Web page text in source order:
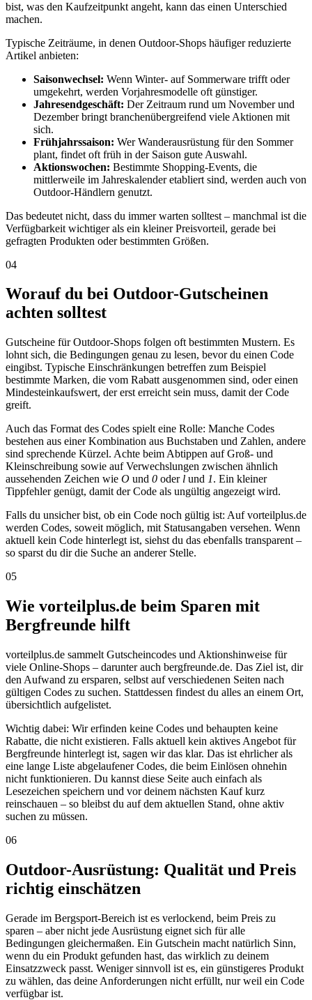
bist, was den Kaufzeitpunkt angeht, kann das einen Unterschied
machen.
Typische Zeiträume, in denen Outdoor-Shops häufiger reduzierte
Artikel anbieten:
Saisonwechsel: Wenn Winter- auf Sommerware trifft oder
umgekehrt, werden Vorjahresmodelle oft günstiger.
Jahresendgeschäft: Der Zeitraum rund um November und
Dezember bringt branchenübergreifend viele Aktionen mit
sich.
Frühjahrssaison: Wer Wanderausrüstung für den Sommer
plant, findet oft früh in der Saison gute Auswahl.
Aktionswochen: Bestimmte Shopping-Events, die
mittlerweile im Jahreskalender etabliert sind, werden auch von
Outdoor-Händlern genutzt.
Das bedeutet nicht, dass du immer warten solltest – manchmal ist die
Verfügbarkeit wichtiger als ein kleiner Preisvorteil, gerade bei
gefragten Produkten oder bestimmten Größen.
04
Worauf du bei Outdoor-Gutscheinen
achten solltest
Gutscheine für Outdoor-Shops folgen oft bestimmten Mustern. Es
lohnt sich, die Bedingungen genau zu lesen, bevor du einen Code
eingibst. Typische Einschränkungen betreffen zum Beispiel
bestimmte Marken, die vom Rabatt ausgenommen sind, oder einen
Mindesteinkaufswert, der erst erreicht sein muss, damit der Code
greift.
Auch das Format des Codes spielt eine Rolle: Manche Codes
bestehen aus einer Kombination aus Buchstaben und Zahlen, andere
sind sprechende Kürzel. Achte beim Abtippen auf Groß- und
Kleinschreibung sowie auf Verwechslungen zwischen ähnlich
aussehenden Zeichen wie O und 0 oder l und 1. Ein kleiner
Tippfehler genügt, damit der Code als ungültig angezeigt wird.
Falls du unsicher bist, ob ein Code noch gültig ist: Auf vorteilplus.de
werden Codes, soweit möglich, mit Statusangaben versehen. Wenn
aktuell kein Code hinterlegt ist, siehst du das ebenfalls transparent –
so sparst du dir die Suche an anderer Stelle.
05
Wie vorteilplus.de beim Sparen mit
Bergfreunde hilft
vorteilplus.de sammelt Gutscheincodes und Aktionshinweise für
viele Online-Shops – darunter auch bergfreunde.de. Das Ziel ist, dir
den Aufwand zu ersparen, selbst auf verschiedenen Seiten nach
gültigen Codes zu suchen. Stattdessen findest du alles an einem Ort,
übersichtlich aufgelistet.
Wichtig dabei: Wir erfinden keine Codes und behaupten keine
Rabatte, die nicht existieren. Falls aktuell kein aktives Angebot für
Bergfreunde hinterlegt ist, sagen wir das klar. Das ist ehrlicher als
eine lange Liste abgelaufener Codes, die beim Einlösen ohnehin
nicht funktionieren. Du kannst diese Seite auch einfach als
Lesezeichen speichern und vor deinem nächsten Kauf kurz
reinschauen – so bleibst du auf dem aktuellen Stand, ohne aktiv
suchen zu müssen.
06
Outdoor-Ausrüstung: Qualität und Preis
richtig einschätzen
Gerade im Bergsport-Bereich ist es verlockend, beim Preis zu
sparen – aber nicht jede Ausrüstung eignet sich für alle
Bedingungen gleichermaßen. Ein Gutschein macht natürlich Sinn,
wenn du ein Produkt gefunden hast, das wirklich zu deinem
Einsatzzweck passt. Weniger sinnvoll ist es, ein günstigeres Produkt
zu wählen, das deine Anforderungen nicht erfüllt, nur weil ein Code
verfügbar ist.